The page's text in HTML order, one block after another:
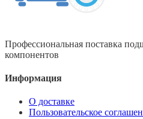
Профессиональная поставка
компонентов
Информация
О доставке
Пользовательское